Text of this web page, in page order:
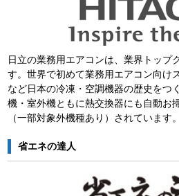
日立の業務用エアコンは、業界トップ
す。世界で初めて業務用エアコン向け
など日本の冷凍・空調機器の歴史をつ
機・室外機ともに熱交換器にも自動お
（一部対象外機種あり）されています。
省エネの達人